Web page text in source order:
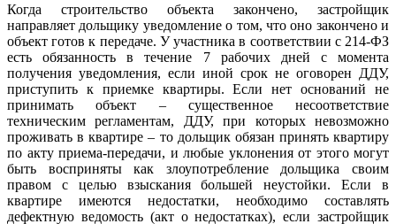
Когда строительство объекта закончено, застройщик
направляет дольщику уведомление о том, что оно закончено и
объект готов к передаче. У участника в соответствии с 214-ФЗ
есть обязанность в течение 7 рабочих дней с момента
получения уведомления, если иной срок не оговорен ДДУ,
приступить к приемке квартиры. Если нет оснований не
принимать объект – существенное несоответствие
техническим регламентам, ДДУ, при которых невозможно
проживать в квартире – то дольщик обязан принять квартиру
по акту приема-передачи, и любые уклонения от этого могут
быть восприняты как злоупотребление дольщика своим
правом с целью взыскания большей неустойки. Если в
квартире имеются недостатки, необходимо составлять
дефектную ведомость (акт о недостатках), если застройщик